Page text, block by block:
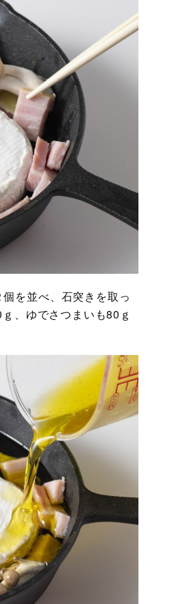
を並べ、石突きを取っ
、ゆでさつまいも80ｇ